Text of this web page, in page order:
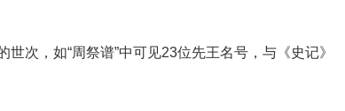
次，如“周祭谱”中可见23位先王名号，与《史记》